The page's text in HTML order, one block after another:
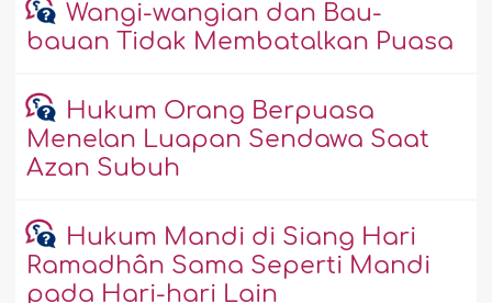
Wangi-wangian dan Bau-
bauan Tidak Membatalkan Puasa
Hukum Orang Berpuasa
Menelan Luapan Sendawa Saat
Azan Subuh
Hukum Mandi di Siang Hari
Ramadhân Sama Seperti Mandi
pada Hari-hari Lain